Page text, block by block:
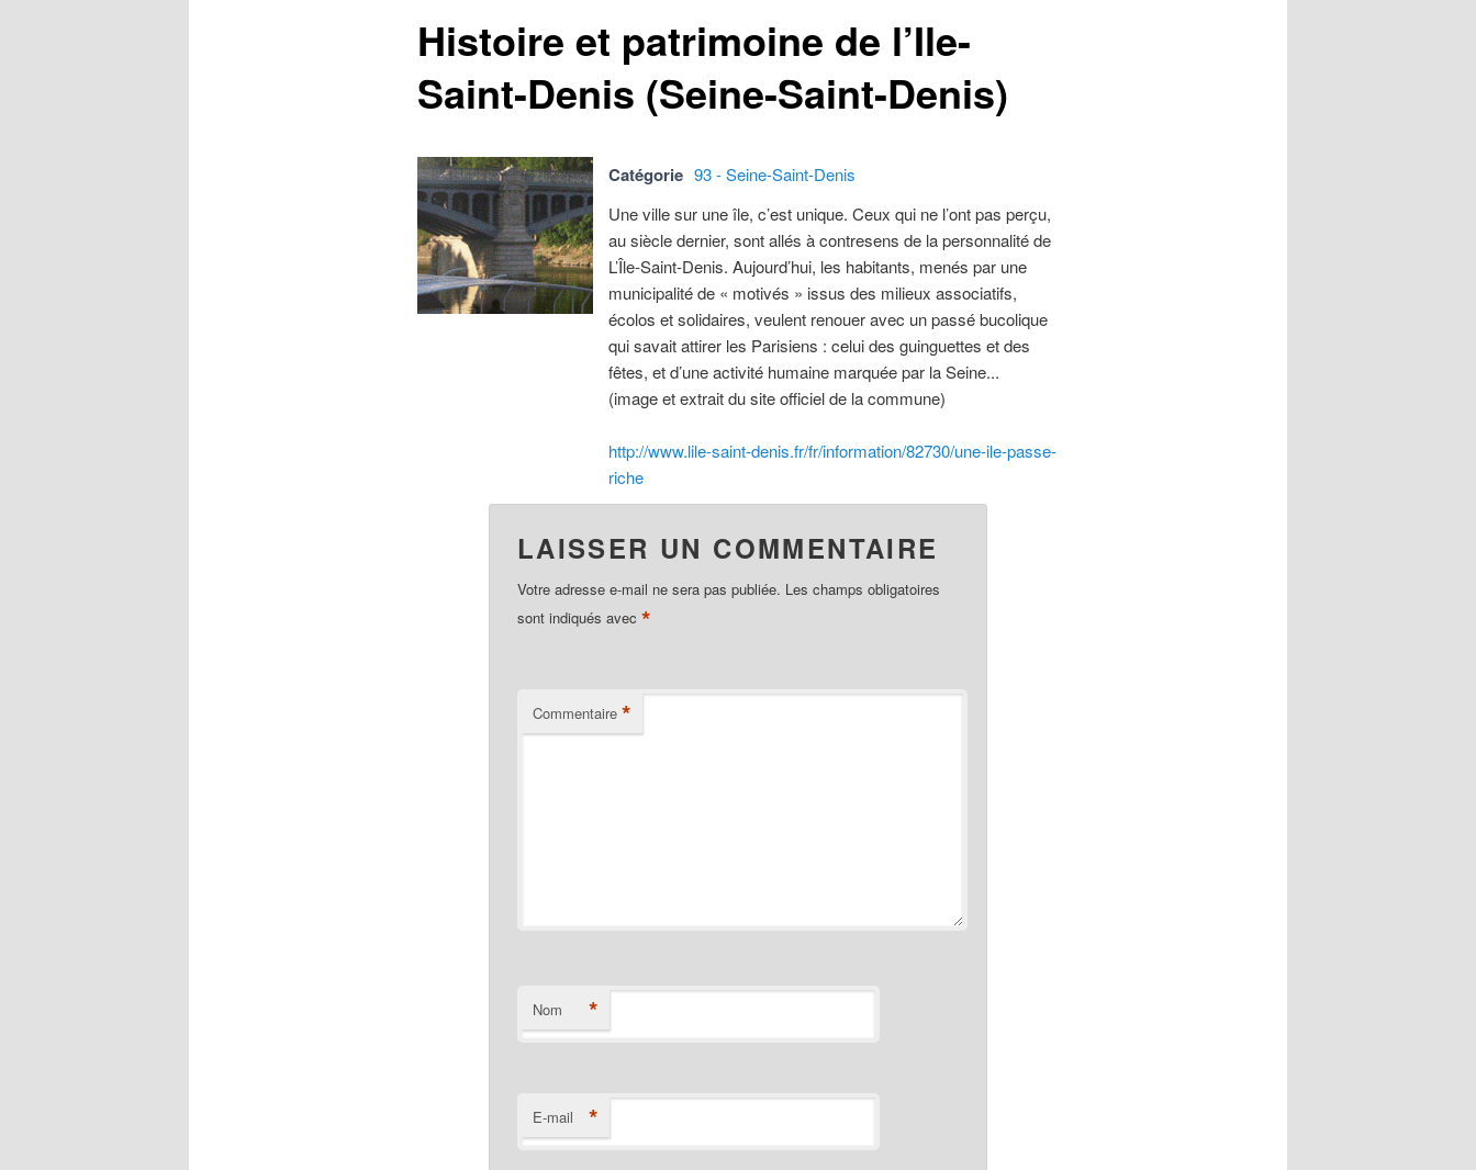
Histoire et patrimoine de l’Ile-
Saint-Denis (Seine-Saint-Denis)
Catégorie 93 - Seine-Saint-Denis
Une ville sur une île, c’est unique. Ceux qui ne l’ont pas perçu,
au siècle dernier, sont allés à contresens de la personnalité de
L’Île-Saint-Denis. Aujourd’hui, les habitants, menés par une
municipalité de « motivés » issus des milieux associatifs,
écolos et solidaires, veulent renouer avec un passé bucolique
qui savait attirer les Parisiens : celui des guinguettes et des
fêtes, et d’une activité humaine marquée par la Seine...
(image et extrait du site officiel de la commune)
http://www.lile-saint-denis.fr/fr/information/82730/une-ile-passe-
riche
LAISSER UN COMMENTAIRE
Votre adresse e-mail ne sera pas publiée. Les champs obligatoires
sont indiqués avec *
Commentaire *
Nom *
E-mail *